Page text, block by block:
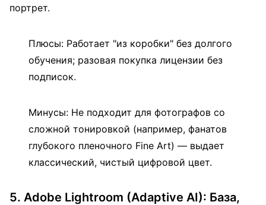
портрет.
Плюсы: Работает "из коробки" без долгого
обучения; разовая покупка лицензии без
подписок.
Минусы: Не подходит для фотографов со
сложной тонировкой (например, фанатов
глубокого пленочного Fine Art) — выдает
классический, чистый цифровой цвет.
5. Adobe Lightroom (Adaptive AI): База,